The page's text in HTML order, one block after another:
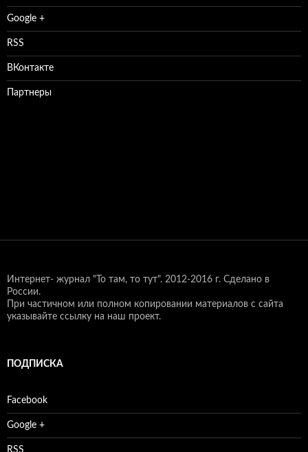
Google +
RSS
ВКонтакте
Партнеры
Интернет- журнал "То там, то тут". 2012-2016 г. Сделано в
России.
При частичном или полном копировании материалов с сайта
указывайте ссылку на наш проект.
ПОДПИСКА
Facebook
Google +
RSS